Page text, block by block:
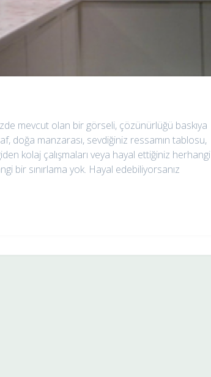
mevcut olan bir görseli, çözünürlüğü baskıya
doğa manzarası, sevdiğiniz ressamın tablosu,
kolaj çalışmaları veya hayal ettiğiniz herhangi
bir sınırlama yok. Hayal edebiliyorsanız